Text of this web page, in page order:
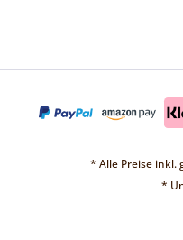
* Alle Preise inkl.
*